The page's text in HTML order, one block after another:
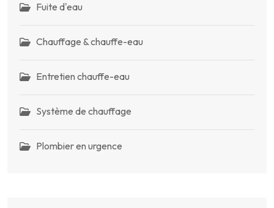
Fuite d'eau
Chauffage & chauffe-eau
Entretien chauffe-eau
Système de chauffage
Plombier en urgence